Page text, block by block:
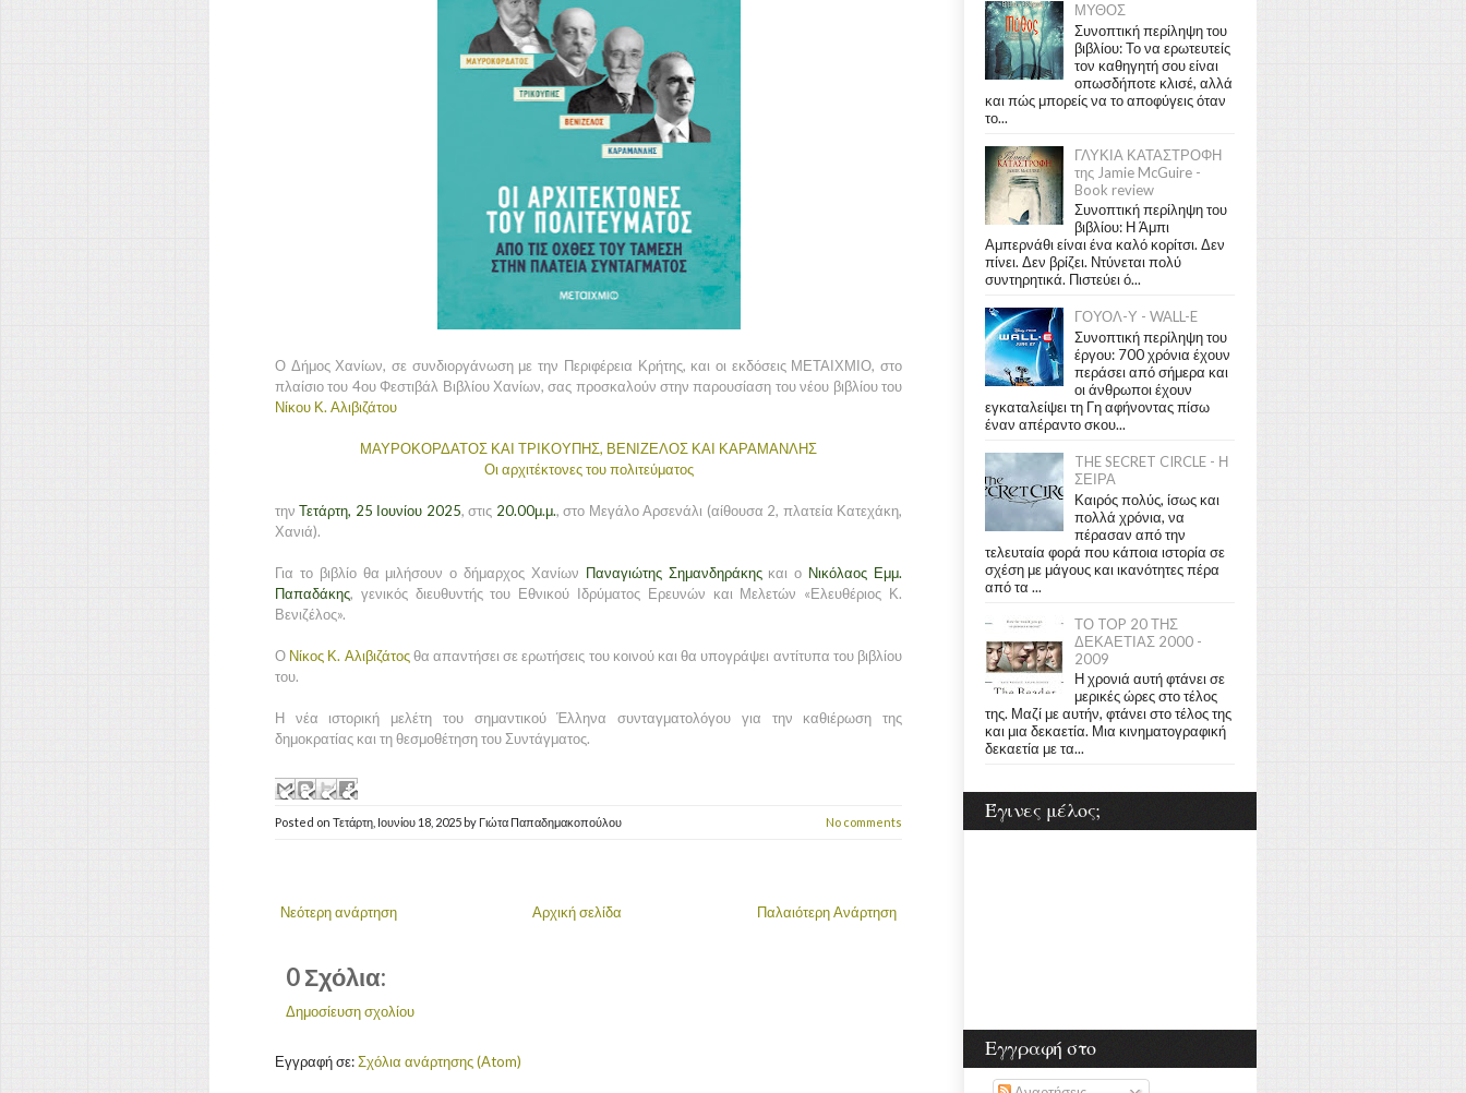
Ο Δήμος Χανίων, σε συνδιοργάνωση με την Περιφέρεια Κρήτης, και οι εκδόσεις ΜΕΤΑΙΧΜΙΟ, στο
πλαίσιο του 4ου Φεστιβάλ Βιβλίου Χανίων, σας προσκαλούν στην παρουσίαση του νέου βιβλίου του
Νίκου Κ. Αλιβιζάτου
ΜΑΥΡΟΚΟΡΔΑΤΟΣ ΚΑΙ ΤΡΙΚΟΥΠΗΣ, ΒΕΝΙΖΕΛΟΣ ΚΑΙ ΚΑΡΑΜΑΝΛΗΣ
Οι αρχιτέκτονες του πολιτεύματος
τηνΤετάρτη, 25 Ιουνίου 2025, στις 20.00μ.μ., στο Μεγάλο Αρσενάλι (αίθουσα 2, πλατεία Κατεχάκη,
Χανιά).
Για το βιβλίο θα μιλήσουν ο δήμαρχος Χανίων Παναγιώτης Σημανδηράκηςκαι ο Νικόλαος Εμμ.
Παπαδάκης, γενικός διευθυντής του Εθνικού Ιδρύματος Ερευνών και Μελετών «Ελευθέριος Κ.
Βενιζέλος».
Ο Νίκος Κ. Αλιβιζάτοςθα απαντήσει σε ερωτήσεις του κοινού και θα υπογράψει αντίτυπα του βιβλίου
του.
Η νέα ιστορική μελέτη του σημαντικού Έλληνα συνταγματολόγου για την καθιέρωση της
δημοκρατίας και τη θεσμοθέτηση του Συντάγματος.
Posted on Τετάρτη, Ιουνίου 18, 2025 by Γιώτα Παπαδημακοπούλου No comments
Νεότερη ανάρτηση Παλαιότερη Ανάρτηση
Αρχική σελίδα
0 Σχόλια:
Δημοσίευση σχολίου
Εγγραφή σε:Σχόλια ανάρτησης (Atom)
ΜΥΘΟΣ
Συνοπτική περίληψη του
βιβλίου: Το να ερωτευτείς
τον καθηγητή σου είναι
οπωσδήποτε κλισέ, αλλά
και πώς μπορείς να το αποφύγεις όταν
το...
ΓΛΥΚΙΑ ΚΑΤΑΣΤΡΟΦΗ
της Jamie McGuire -
Book review
Συνοπτική περίληψη του
βιβλίου: Η Άμπι
Αμπερνάθι είναι ένα καλό κορίτσι. Δεν
πίνει. Δεν βρίζει. Ντύνεται πολύ
συντηρητικά. Πιστεύει ό...
ΓΟΥΟΛ-Υ - WALL-E
Συνοπτική περίληψη του
έργου: 700 χρόνια έχουν
περάσει από σήμερα και
οι άνθρωποι έχουν
εγκαταλείψει τη Γη αφήνοντας πίσω
έναν απέραντο σκου...
THE SECRET CIRCLE - Η
ΣΕΙΡΑ
Καιρός πολύς, ίσως και
πολλά χρόνια, να
πέρασαν από την
τελευταία φορά που κάποια ιστορία σε
σχέση με μάγους και ικανότητες πέρα
από τα ...
ΤΟ TOP 20 ΤΗΣ
ΔΕΚΑΕΤΙΑΣ 2000 -
2009
Η χρονιά αυτή φτάνει σε
μερικές ώρες στο τέλος
της. Μαζί με αυτήν, φτάνει στο τέλος της
και μια δεκαετία. Μια κινηματογραφική
δεκαετία με τα...
Έγινες μέλος;
Εγγραφή στο